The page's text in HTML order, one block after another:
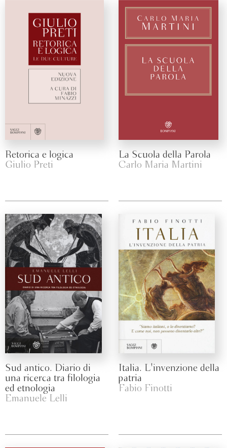
Retorica e logica
Giulio Preti
La Scuola della Parola
Carlo Maria Martini
Sud antico. Diario di
una ricerca tra filologia
ed etnologia
Emanuele Lelli
Italia. L'invenzione della
patria
Fabio Finotti